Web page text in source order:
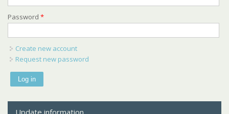
Password *
Create new account
Request new password